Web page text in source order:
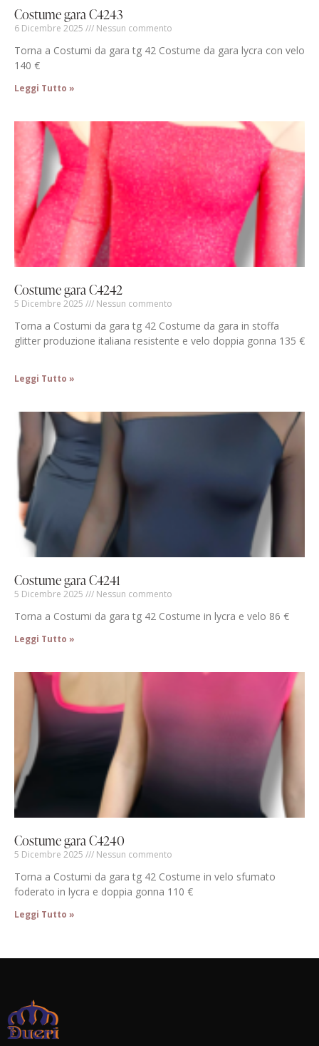
Costume gara C4243
6 Dicembre 2025 Nessun commento
Torna a Costumi da gara tg 42 Costume da gara lycra con velo
140 €
Leggi Tutto »
Costume gara C4242
5 Dicembre 2025 Nessun commento
Torna a Costumi da gara tg 42 Costume da gara in stoffa
glitter produzione italiana resistente e velo doppia gonna 135 €
Leggi Tutto »
Costume gara C4241
5 Dicembre 2025 Nessun commento
Torna a Costumi da gara tg 42 Costume in lycra e velo 86 €
Leggi Tutto »
Costume gara C4240
5 Dicembre 2025 Nessun commento
Torna a Costumi da gara tg 42 Costume in velo sfumato
foderato in lycra e doppia gonna 110 €
Leggi Tutto »